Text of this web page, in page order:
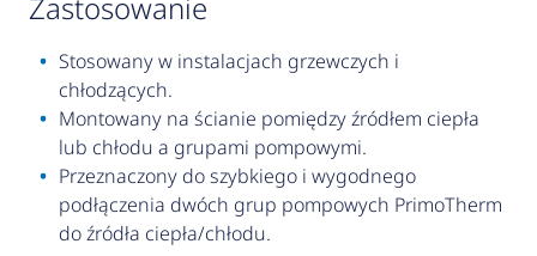
Stosowany w instalacjach grzewczych i
chłodzących.
Montowany na ścianie pomiędzy źródłem ciepła
lub chłodu a grupami pompowymi.
Przeznaczony do szybkiego i wygodnego
podłączenia dwóch grup pompowych PrimoTherm
do źródła ciepła/chłodu.